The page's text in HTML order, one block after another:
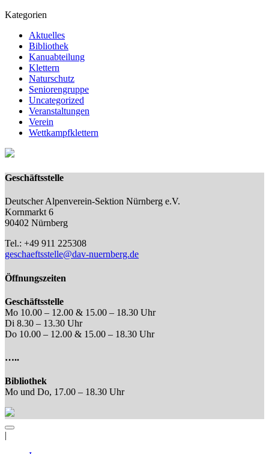
Kategorien
Aktuelles
Bibliothek
Kanuabteilung
Klettern
Naturschutz
Seniorengruppe
Uncategorized
Veranstaltungen
Verein
Wettkampfklettern
Geschäftsstelle
Deutscher Alpenverein-Sektion Nürnberg e.V.
Kornmarkt 6
90402 Nürnberg
Tel.: +49 911 225308
geschaeftsstelle@dav-nuernberg.de
Öffnungszeiten
Geschäftsstelle
Mo 10.00 – 12.00 & 15.00 – 18.30 Uhr
Di 8.30 – 13.30 Uhr
Do 10.00 – 12.00 & 15.00 – 18.30 Uhr
…..
Bibliothek
Mo und Do, 17.00 – 18.30 Uhr